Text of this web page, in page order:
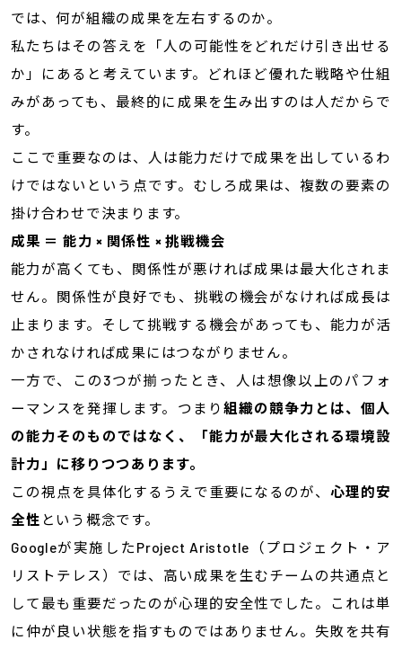
では、何が組織の成果を左右するのか。
私たちはその答えを「人の可能性をどれだけ引き出せる
か」にあると考えています。どれほど優れた戦略や仕組
みがあっても、最終的に成果を生み出すのは人だからで
す。
ここで重要なのは、人は能力だけで成果を出しているわ
けではないという点です。むしろ成果は、複数の要素の
掛け合わせで決まります。
成果 ＝ 能力 × 関係性 × 挑戦機会
能力が高くても、関係性が悪ければ成果は最大化されま
せん。関係性が良好でも、挑戦の機会がなければ成長は
止まります。そして挑戦する機会があっても、能力が活
かされなければ成果にはつながりません。
一方で、この3つが揃ったとき、人は想像以上のパフォ
ーマンスを発揮します。つまり 組織の競争力とは、個人
の能力そのものではなく、「能力が最大化される環境設
計力」に移りつつあります。
この視点を具体化するうえで重要になるのが、心理的安
全性 という概念です。
Googleが実施したProject Aristotle（プロジェクト・ア
リストテレス）では、高い成果を生むチームの共通点と
して最も重要だったのが心理的安全性でした。これは単
に仲が良い状態を指すものではありません。失敗を共有